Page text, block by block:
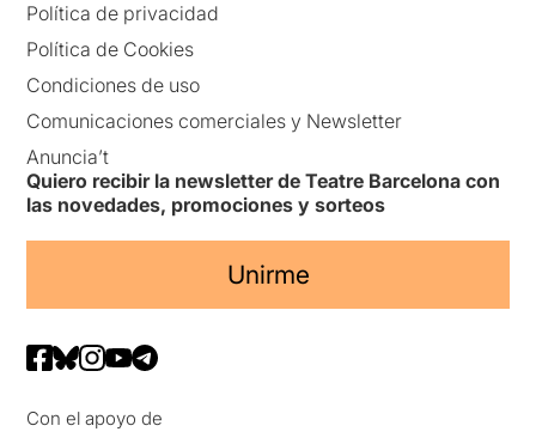
Política de privacidad
Política de Cookies
Condiciones de uso
Comunicaciones comerciales y Newsletter
Anuncia’t
Quiero recibir la newsletter de Teatre Barcelona con
las novedades, promociones y sorteos
Unirme
Con el apoyo de